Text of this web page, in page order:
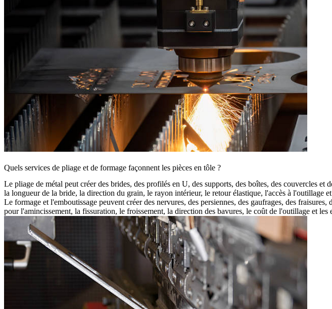
Quels services de pliage et de formage façonnent les pièces en tôle ?
Le pliage de métal peut créer des brides, des profilés en U, des supports, des boîtes, des couvercles
la longueur de la bride, la direction du grain, le rayon intérieur, le retour élastique, l'accès à l'outillage
Le formage et l'emboutissage peuvent créer des nervures, des persiennes, des gaufrages, des
pour l'amincissement, la fissuration, le froissement, la direction des bavures, le coût de l'outillage et les